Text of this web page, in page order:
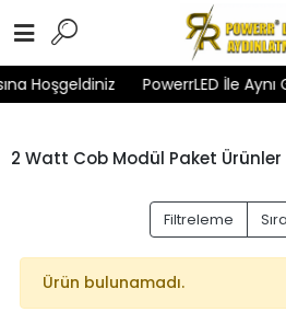
Hoşgeldiniz PowerrLED İle Aynı
2 Watt Cob Modül Paket Ürünler
Filtreleme
Ürün bulunamadı.